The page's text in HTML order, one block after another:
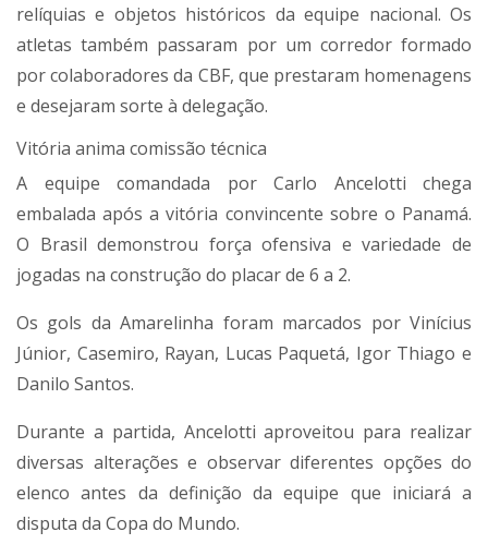
relíquias e objetos históricos da equipe nacional. Os
atletas também passaram por um corredor formado
por colaboradores da CBF, que prestaram homenagens
e desejaram sorte à delegação.
Vitória anima comissão técnica
A equipe comandada por Carlo Ancelotti chega
embalada após a vitória convincente sobre o Panamá.
O Brasil demonstrou força ofensiva e variedade de
jogadas na construção do placar de 6 a 2.
Os gols da Amarelinha foram marcados por Vinícius
Júnior, Casemiro, Rayan, Lucas Paquetá, Igor Thiago e
Danilo Santos.
Durante a partida, Ancelotti aproveitou para realizar
diversas alterações e observar diferentes opções do
elenco antes da definição da equipe que iniciará a
disputa da Copa do Mundo.